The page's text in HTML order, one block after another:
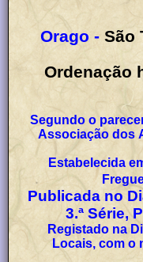
Orago - São
Ordenação heráldica do brasão e
Segundo o
Associação dos
Estabelecida
Publicada no
3.ª Série,
Registado na
Locais, com o